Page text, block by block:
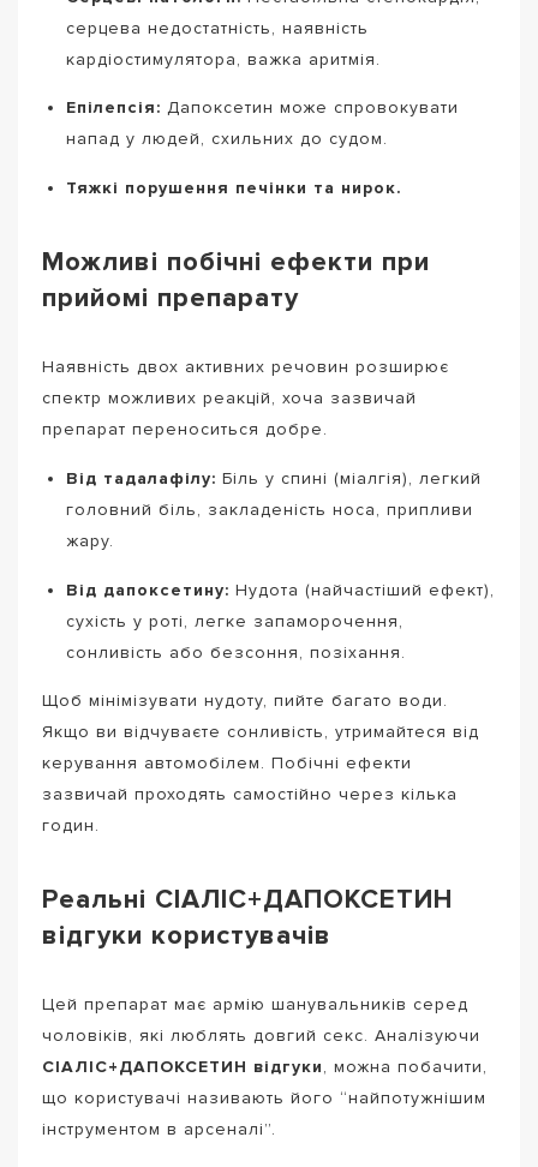
серцева недостатність, наявність
кардіостимулятора, важка аритмія.
Епілепсія: Дапоксетин може спровокувати
напад у людей, схильних до судом.
Тяжкі порушення печінки та нирок.
Можливі побічні ефекти при
прийомі препарату
Наявність двох активних речовин розширює
спектр можливих реакцій, хоча зазвичай
препарат переноситься добре.
Від тадалафілу: Біль у спині (міалгія), легкий
головний біль, закладеність носа, припливи
жару.
Від дапоксетину: Нудота (найчастіший ефект),
сухість у роті, легке запаморочення,
сонливість або безсоння, позіхання.
Щоб мінімізувати нудоту, пийте багато води.
Якщо ви відчуваєте сонливість, утримайтеся від
керування автомобілем. Побічні ефекти
зазвичай проходять самостійно через кілька
годин.
Реальні СІАЛІС+ДАПОКСЕТИН
відгуки користувачів
Цей препарат має армію шанувальників серед
чоловіків, які люблять довгий секс. Аналізуючи
СІАЛІС+ДАПОКСЕТИН відгуки, можна побачити,
що користувачі називають його “найпотужнішим
інструментом в арсеналі”.